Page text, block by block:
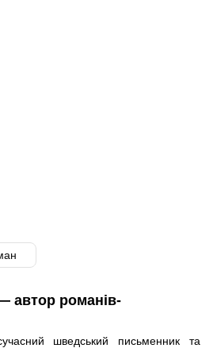
автор романів-
шведський письменник та